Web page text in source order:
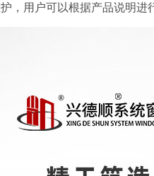
，用户可以根据产品说明进